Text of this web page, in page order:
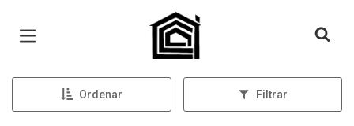
Página inicial
Ordenar Filtrar